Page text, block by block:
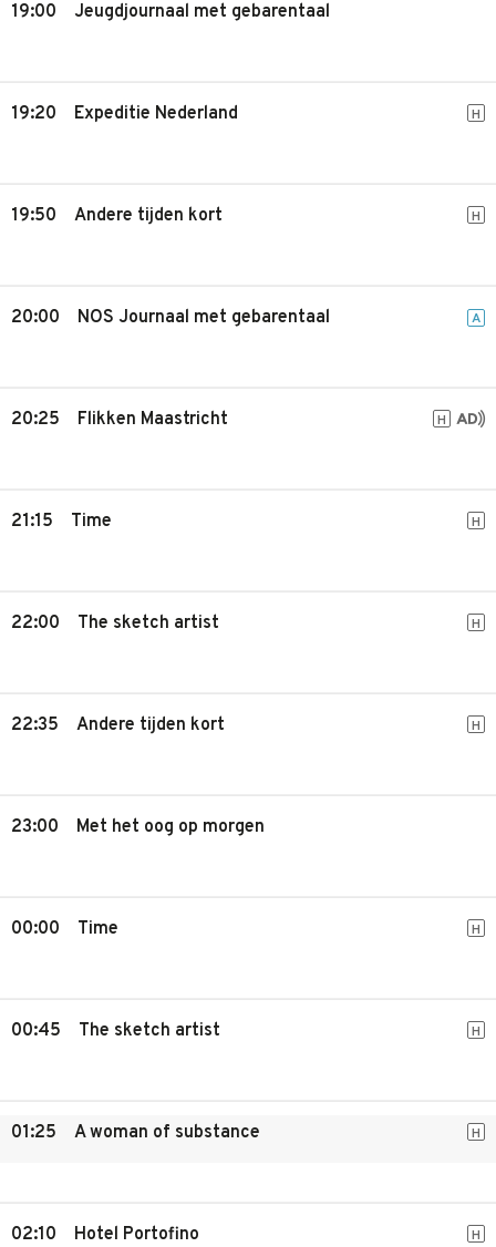
19:00 Jeugdjournaal met gebarentaal
19:20 Expeditie Nederland H
19:50 Andere tijden kort H
20:00 NOS Journaal met gebarentaal A
20:25 Flikken Maastricht H
21:15 Time H
22:00 The sketch artist H
22:35 Andere tijden kort H
23:00 Met het oog op morgen
00:00 Time H
00:45 The sketch artist H
01:25 A woman of substance H
02:10 Hotel Portofino H